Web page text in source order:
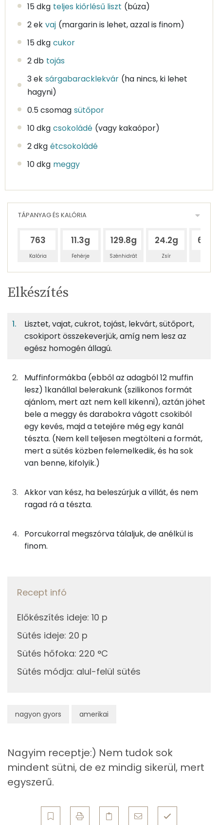
15 dkg teljes kiőrlésű liszt (búza)
2 ek vaj (margarin is lehet, azzal is finom)
15 dkg cukor
2 db tojás
3 ek sárgabaracklekvár (ha nincs, ki lehet
hagyni)
0.5 csomag sütőpor
10 dkg csokoládé (vagy kakaópor)
2 dkg étcsokoládé
10 dkg meggy
nagyon gyors amerikai
TÁPANYAG ÉS KALÓRIA
763
Kalória
11.3g
Fehérje
129.8g
Szénhidrát
24.2g
Zsír
Egy
adagban
5%
Fehérje
57%
Szénhidrát
10%
9g vaj
67 kcal
50g cukor
194 kcal
37g tojás
46 kcal
20g sárgabaracklekvár
56 kcal
33g csokoládé
33g
TÁPANYAGTARTALOM
Egy
adagban
3
adagban
100
grammban
TOP ásványi anyagok
Foszfor
Nátrium
Kálcium
Szelén
Kolin:
Fehérje
Összesen
Telített zsírsav
Egyszeresen telítetlen zsírsav:
7 g
Koleszterin
143 mg
Elkészítés
Lisztet, vajat, cukrot, tojást, lekvárt, sütőport,
csokiport összekeverjük, amíg nem lesz az
egész homogén állagú.
Muffinformákba (ebből az adagból 12 muffin
lesz) 1kanállal belerakunk (szilikonos formát
ajánlom, mert azt nem kell kikenni), aztán jöhet
bele a meggy és darabokra vágott csokiból
egy kevés, majd a tetejére még egy kanál
tészta. (Nem kell teljesen megtölteni a formát,
mert a sütés közben felemelkedik, és ha sok
van benne, kifolyik.)
Akkor van kész, ha beleszúrjuk a villát, és nem
ragad rá a tészta.
Porcukorral megszórva tálaljuk, de anélkül is
finom.
Recept infó
Előkészítés ideje: 10 p
Sütés ideje: 20 p
Sütés hőfoka: 220 °C
Sütés módja: alul-felül sütés
Nagyim receptje:) Nem tudok sok
mindent sütni, de ez mindig sikerül, mert
egyszerű.